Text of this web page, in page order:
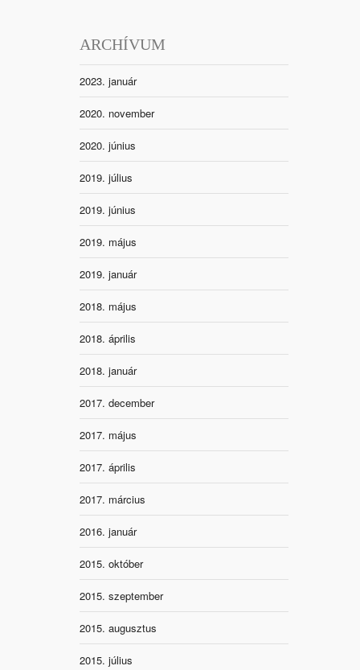
ARCHÍVUM
2023. január
2020. november
2020. június
2019. július
2019. június
2019. május
2019. január
2018. május
2018. április
2018. január
2017. december
2017. május
2017. április
2017. március
2016. január
2015. október
2015. szeptember
2015. augusztus
2015. július